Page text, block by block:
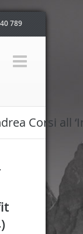
789
Corsi all